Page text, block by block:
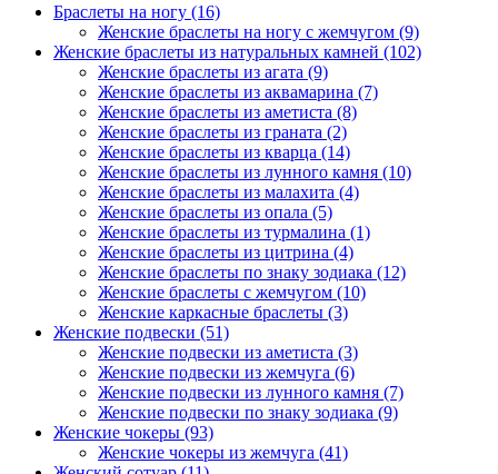
Браслеты на ногу (16)
Женские браслеты на ногу с жемчугом (9)
Женские браслеты из натуральных камней (102)
Женские браслеты из агата (9)
Женские браслеты из аквамарина (7)
Женские браслеты из аметиста (8)
Женские браслеты из граната (2)
Женские браслеты из кварца (14)
Женские браслеты из лунного камня (10)
Женские браслеты из малахита (4)
Женские браслеты из опала (5)
Женские браслеты из турмалина (1)
Женские браслеты из цитрина (4)
Женские браслеты по знаку зодиака (12)
Женские браслеты с жемчугом (10)
Женские каркасные браслеты (3)
Женские подвески (51)
Женские подвески из аметиста (3)
Женские подвески из жемчуга (6)
Женские подвески из лунного камня (7)
Женские подвески по знаку зодиака (9)
Женские чокеры (93)
Женские чокеры из жемчуга (41)